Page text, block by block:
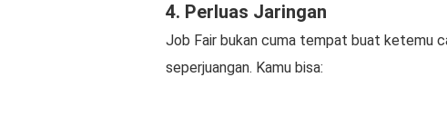
4. Perluas Jaringan
Job Fair bukan cuma tempat buat ketemu
seperjuangan. Kamu bisa: